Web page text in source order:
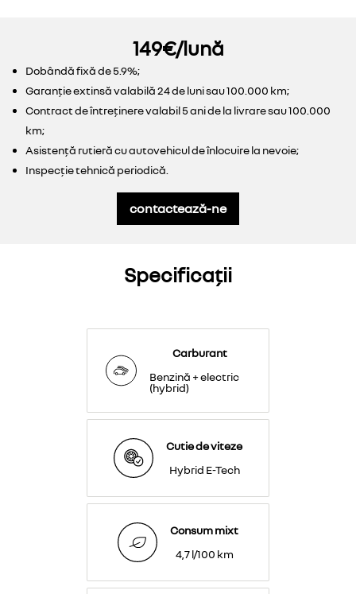
149€/lună
Dobândă fixă de 5.9%;
Garanție extinsă valabilă 24 de luni sau 100.000 km;
Contract de întreținere valabil 5 ani de la livrare sau 100.000
km;
Asistență rutieră cu autovehicul de înlocuire la nevoie;
Inspecție tehnică periodică.
contactează-ne
Specificații
Carburant
Benzină + electric
(hybrid)
Cutie de viteze
Hybrid E-Tech
Consum mixt
4,7 l/100 km